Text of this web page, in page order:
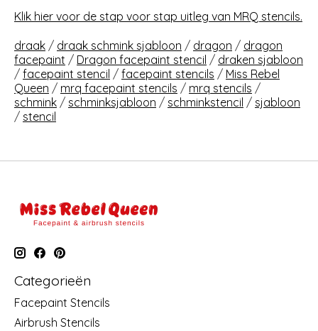
Klik hier voor de stap voor stap uitleg van MRQ stencils.
draak / draak schmink sjabloon / dragon / dragon
facepaint / Dragon facepaint stencil / draken sjabloon
/ facepaint stencil / facepaint stencils / Miss Rebel
Queen / mrq facepaint stencils / mrq stencils /
schmink / schminksjabloon / schminkstencil / sjabloon
/ stencil
Categorieën
Facepaint Stencils
Airbrush Stencils